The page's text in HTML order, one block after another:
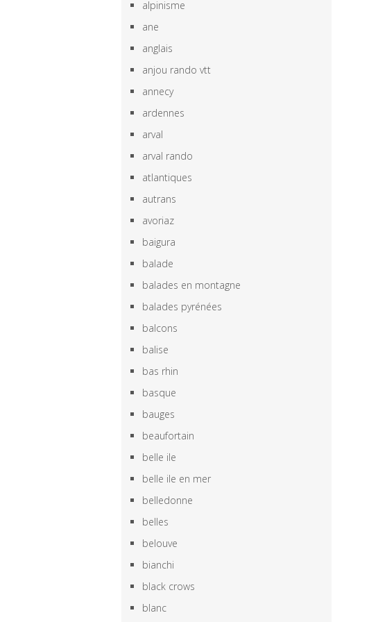
alpinisme
ane
anglais
anjou rando vtt
annecy
ardennes
arval
arval rando
atlantiques
autrans
avoriaz
baigura
balade
balades en montagne
balades pyrénées
balcons
balise
bas rhin
basque
bauges
beaufortain
belle ile
belle ile en mer
belledonne
belles
belouve
bianchi
black crows
blanc